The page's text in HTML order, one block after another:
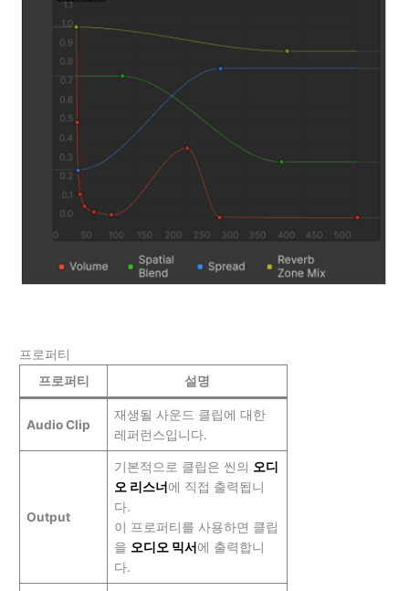
프로퍼티
프로퍼티
설명
Audio Clip
재생될 사운드 클립에 대한
레퍼런스입니다.
Output
기본적으로 클립은 씬의 오디
오 리스너 에 직접 출력됩니
다.
이 프로퍼티를 사용하면 클립
을 오디오 믹서 에 출력합니
다.